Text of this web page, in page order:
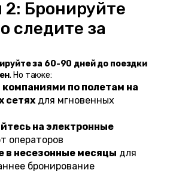
2: Бронируйте
следите за
за 60-90 дней до поездки
. Но также:
по полетам на
сетях для мгновенных
на электронные
операторов
в несезонные месяцы для
бронирование